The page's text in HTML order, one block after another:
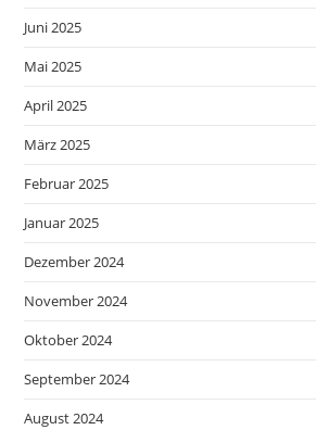
Juni 2025
Mai 2025
April 2025
März 2025
Februar 2025
Januar 2025
Dezember 2024
November 2024
Oktober 2024
September 2024
August 2024